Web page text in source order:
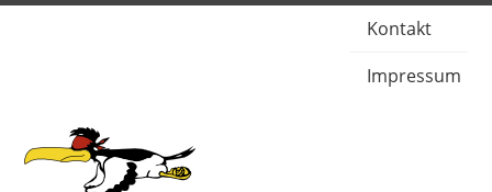
Kontakt
Impressum